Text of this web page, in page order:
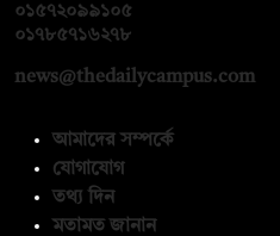
০১৫৭২০৯৯১০৫
০১৭৮৫৭১৬২৭৮
news@thedailycampus.com
আমাদের সম্পর্কে
যোগাযোগ
তথ্য দিন
মতামত জানান